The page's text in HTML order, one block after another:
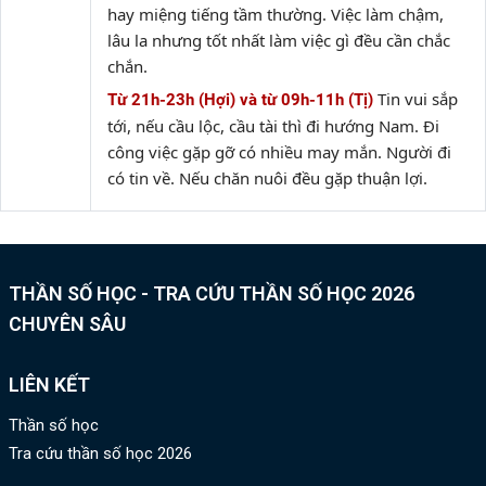
hay miệng tiếng tầm thường. Việc làm chậm,
lâu la nhưng tốt nhất làm việc gì đều cần chắc
chắn.
Từ 21h-23h (Hợi) và từ 09h-11h (Tị) Tin vui sắp
tới, nếu cầu lộc, cầu tài thì đi hướng Nam. Đi
công việc gặp gỡ có nhiều may mắn. Người đi
có tin về. Nếu chăn nuôi đều gặp thuận lợi.
THẦN SỐ HỌC - TRA CỨU THẦN SỐ HỌC 2026
CHUYÊN SÂU
LIÊN KẾT
Thần số học
Tra cứu thần số học 2026